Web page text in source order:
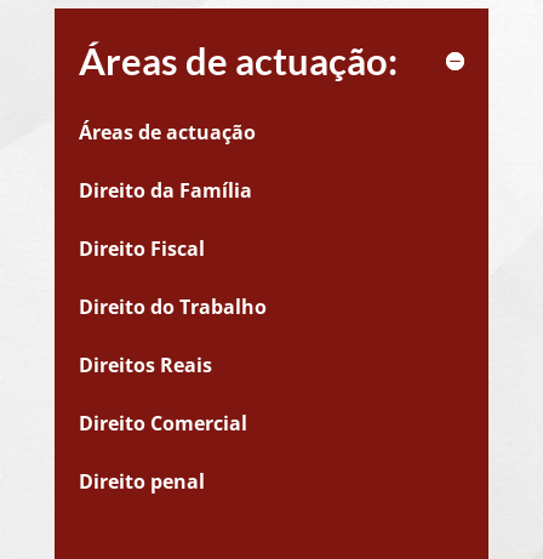
Áreas de actuação:
Áreas de actuação
Direito da Família
Direito Fiscal
Direito do Trabalho
Direitos Reais
Direito Comercial
Direito penal